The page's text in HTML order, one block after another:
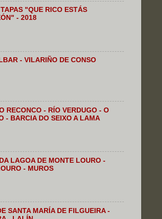
TAPAS "QUE RICO ESTÁS
- 2018
- VILARIÑO DE CONSO
RECONCO - RÍO VERDUGO - O
- BARCIA DO SEIXO A LAMA
LAGOA DE MONTE LOURO -
- MUROS
SANTA MARÍA DE FILGUEIRA -